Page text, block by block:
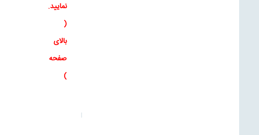
نمایید.
(
بالای
صفحه
)